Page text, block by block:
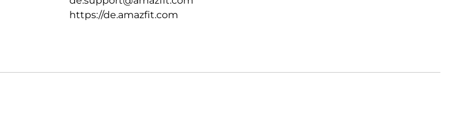
https://de.amazfit.com